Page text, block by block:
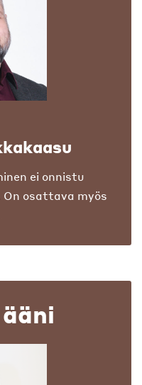
ei onnistu
osattava myös